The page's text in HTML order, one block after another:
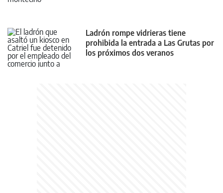
Ladrón rompe vidrieras tiene
prohibida la entrada a Las Grutas por
los próximos dos veranos